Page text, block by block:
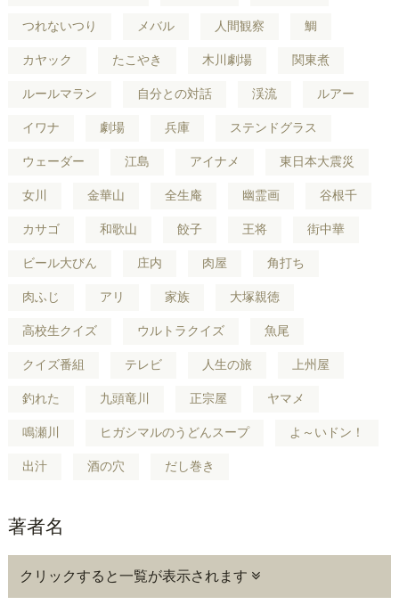
つれないつり メバル 人間観察 鯛
カヤック たこやき 木川劇場 関東煮
ルールマラン 自分との対話 渓流 ルアー
イワナ 劇場 兵庫 ステンドグラス
ウェーダー 江島 アイナメ 東日本大震災
女川 金華山 全生庵 幽霊画 谷根千
カサゴ 和歌山 餃子 王将 街中華
ビール大びん 庄内 肉屋 角打ち
肉ふじ アリ 家族 大塚親徳
高校生クイズ ウルトラクイズ 魚尾
クイズ番組 テレビ 人生の旅 上州屋
釣れた 九頭竜川 正宗屋 ヤマメ
鳴瀬川 ヒガシマルのうどんスープ よ～いドン！
出汁 酒の穴 だし巻き
著者名
クリックすると一覧が表示されます